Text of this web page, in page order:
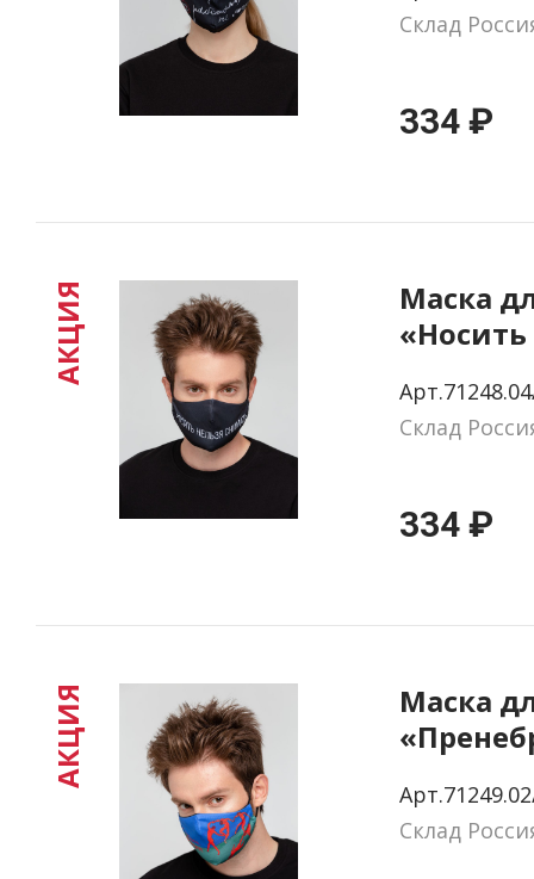
Склад
334 ₽
Маска
Склад
334 ₽
АКЦИЯ
Маска
Склад
АКЦИЯ